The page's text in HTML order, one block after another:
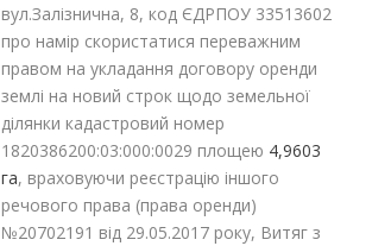
вул.Залізнична, 8, код ЄДРПОУ 33513602
про намір скористатися переважним
правом на укладання договору оренди
землі на новий строк щодо земельної
ділянки кадастровий номер
1820386200:03:000:0029 площею 4,9603
га, враховуючи реєстрацію іншого
речового права (права оренди)
№20702191 від 29.05.2017 року, Витяг з